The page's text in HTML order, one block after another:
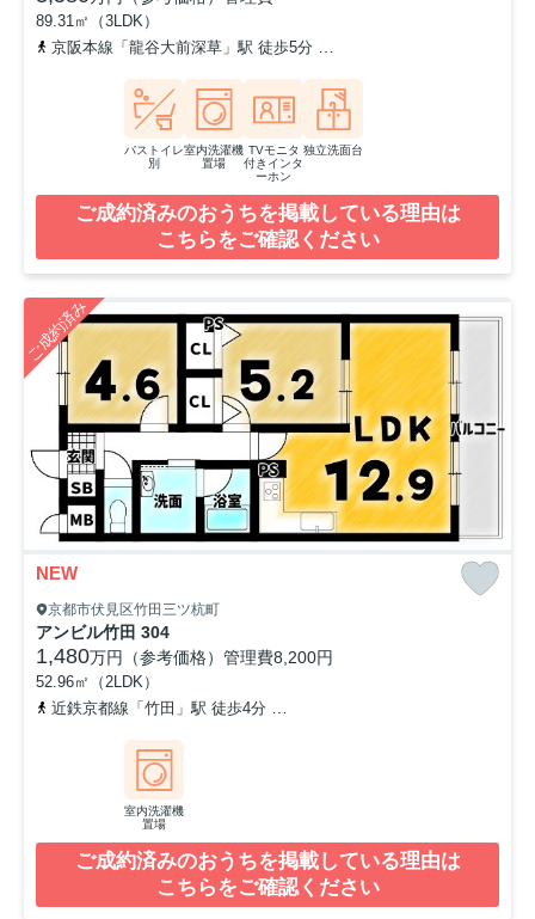
89.31㎡（3LDK）
京阪本線「龍谷大前深草」駅 徒歩5分
バストイレ
別
室内洗濯機
置場
TVモニタ
付きインタ
ーホン
独立洗面台
ご成約済みのおうちを掲載している理由は
こちらをご確認ください
ご成約済み
NEW
京都市伏見区竹田三ツ杭町
アンビル竹田 304
1,480万円（参考価格） 管理費8,200円
52.96㎡（2LDK）
近鉄京都線「竹田」駅 徒歩4分
室内洗濯機
置場
ご成約済みのおうちを掲載している理由は
こちらをご確認ください